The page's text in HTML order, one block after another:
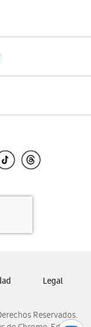
Reservados.
Legal